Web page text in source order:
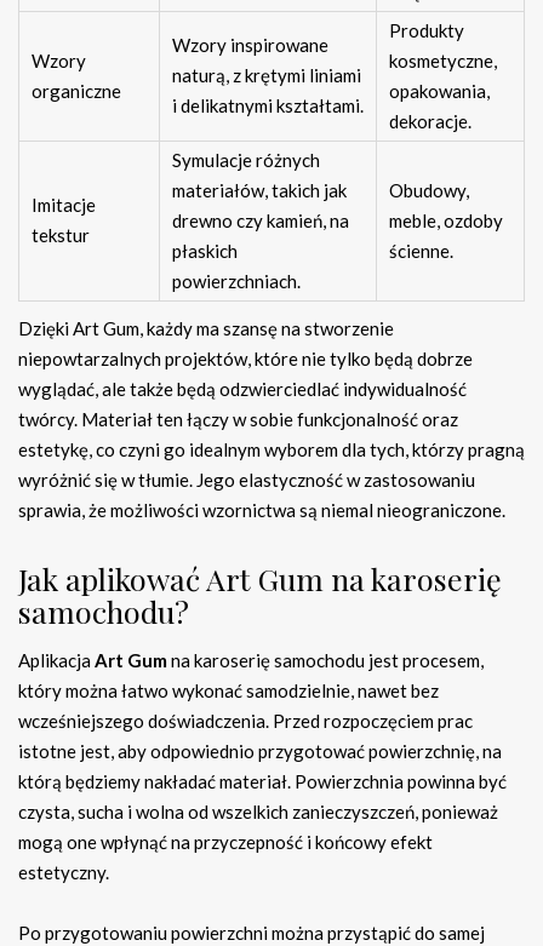
Wzory
organiczne
Wzory inspirowane
naturą, z krętymi liniami
i delikatnymi kształtami.
Produkty
kosmetyczne,
opakowania,
dekoracje.
Imitacje
tekstur
Symulacje różnych
materiałów, takich jak
drewno czy kamień, na
płaskich
powierzchniach.
Obudowy,
meble, ozdoby
ścienne.
Dzięki Art Gum, każdy ma szansę na stworzenie
niepowtarzalnych projektów, które nie tylko będą dobrze
wyglądać, ale także będą odzwierciedlać indywidualność
twórcy. Materiał ten łączy w sobie funkcjonalność oraz
estetykę, co czyni go idealnym wyborem dla tych, którzy pragną
wyróżnić się w tłumie. Jego elastyczność w zastosowaniu
sprawia, że możliwości wzornictwa są niemal nieograniczone.
Jak aplikować Art Gum na karoserię
samochodu?
AplikacjaArt Gumna karoserię samochodu jest procesem,
który można łatwo wykonać samodzielnie, nawet bez
wcześniejszego doświadczenia. Przed rozpoczęciem prac
istotne jest, aby odpowiednio przygotować powierzchnię, na
którą będziemy nakładać materiał. Powierzchnia powinna być
czysta, sucha i wolna od wszelkich zanieczyszczeń, ponieważ
mogą one wpłynąć na przyczepność i końcowy efekt
estetyczny.
Po przygotowaniu powierzchni można przystąpić do samej